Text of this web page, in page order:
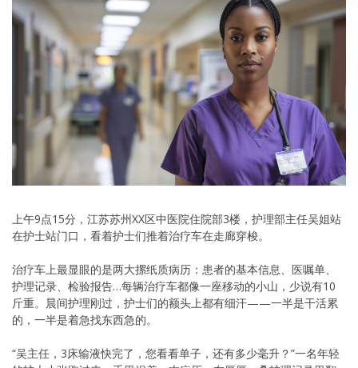
上午9点15分，江苏苏州XX区中医院住院部3楼，护理部主任吴姐站
在护士站门口，看着护士们推着治疗车在走廊穿梭。
治疗车上最显眼的是两大摞纸质病历：患者的基本信息、医嘱单、
护理记录、检验报告…每辆治疗车都像一座移动的小山，少说有10
斤重。晨间护理刚过，护士们的额头上都有细汗——一半是干活累
的，一半是着急找东西急的。
“吴主任，3床输液快完了，您看看单子，还有多少毫升？”一名年轻